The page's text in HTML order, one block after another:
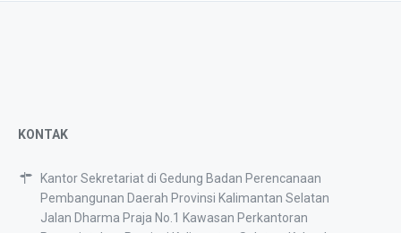
KONTAK
Kantor Sekretariat di Gedung Badan Perencanaan
Pembangunan Daerah Provinsi Kalimantan Selatan
Jalan Dharma Praja No.1 Kawasan Perkantoran